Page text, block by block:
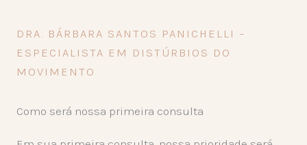
DRA. BÁRBARA SANTOS PANICHELLI –
ESPECIALISTA EM DISTÚRBIOS DO
MOVIMENTO
Como será nossa primeira consulta